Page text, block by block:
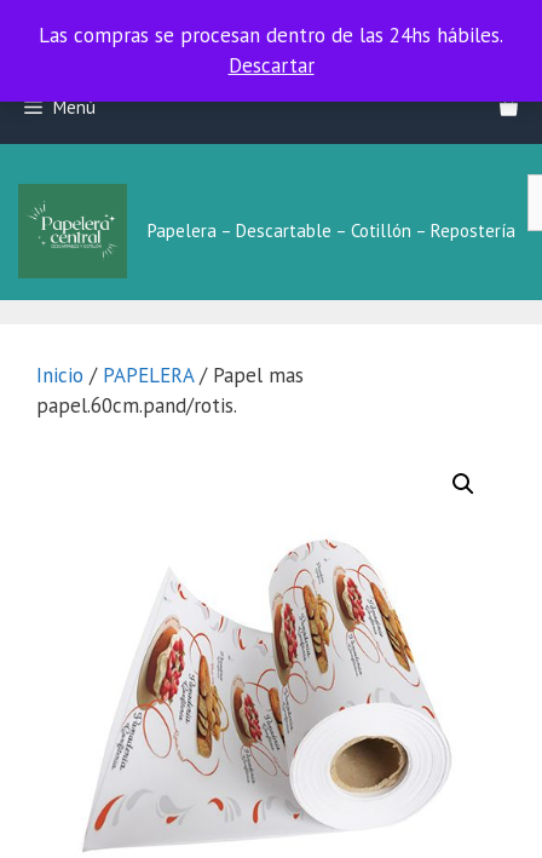
Las compras se procesan dentro de las 24hs hábiles.
Las compras se procesan dentro de las 24hs hábiles.
Descartar
contenido
Menú
Papelera – Descartable – Cotillón – Repostería
Inicio / PAPELERA/ Papel mas
papel.60cm.pand/rotis.